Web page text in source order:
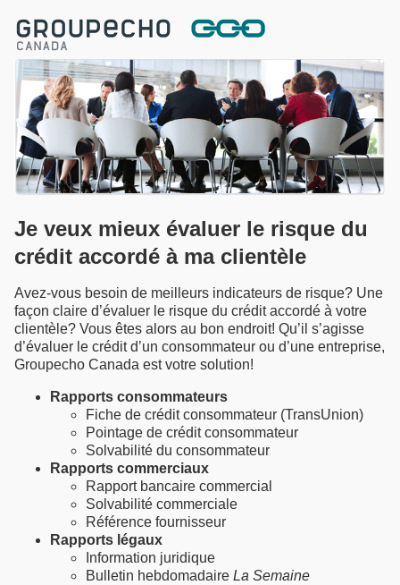
Je veux mieux évaluer le risque du
crédit accordé à ma clientèle
Avez-vous besoin de meilleurs indicateurs de risque? Une
façon claire d’évaluer le risque du crédit accordé à votre
clientèle? Vous êtes alors au bon endroit! Qu’il s’agisse
d’évaluer le crédit d’un consommateur ou d’une entreprise,
Groupecho Canada est votre solution!
Rapports consommateurs
Fiche de crédit consommateur (TransUnion)
Pointage de crédit consommateur
Solvabilité du consommateur
Rapports commerciaux
Rapport bancaire commercial
Solvabilité commerciale
Référence fournisseur
Rapports légaux
Information juridique
Bulletin hebdomadaire La Semaine